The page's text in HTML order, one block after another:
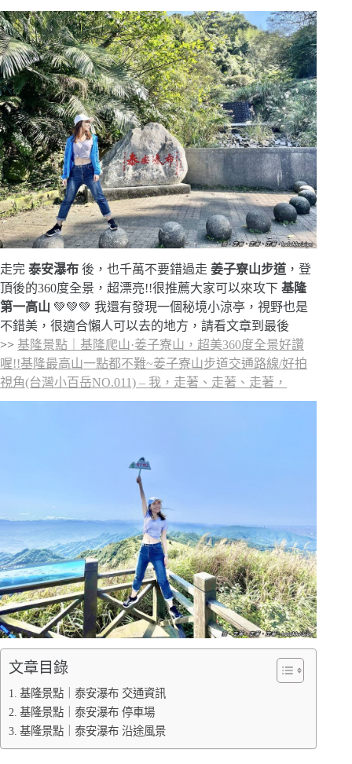
走完 泰安瀑布 後，也千萬不要錯過走 姜子寮山步道 ，登
頂後的360度全景，超漂亮!!很推薦大家可以來攻下 基隆
第一高山 💚💚💚 我還有發現一個秘境小涼亭，視野也是
不錯美，很適合懶人可以去的地方，請看文章到最後
>> 基隆景點｜基隆爬山·姜子寮山，超美360度全景好讚
喔!!基隆最高山一點都不難~姜子寮山步道交通路線/好拍
視角(台灣小百岳NO.011) – 我，走著、走著、走著，
文章目錄
基隆景點｜泰安瀑布 交通資訊
基隆景點｜泰安瀑布 停車場
基隆景點｜泰安瀑布 沿途風景